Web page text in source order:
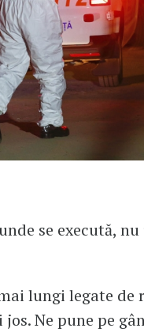
se execută, nu
lungi legate de
Ne pune pe